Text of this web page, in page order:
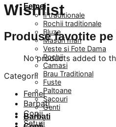
Femei
Ii traditionale
Rochii traditionale
Bluze
Masuri mari
Veste si Fote Dama
Rochii
Camasi
Brau Traditional
Fuste
Paltoane
Sacouri
Genti
Barbati
Wishlist
Produse favotite
No products added to
Categorii
Femei
Barbati
Copii
Seturi